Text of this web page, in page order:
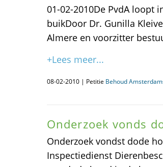
01-02-2010De PvdA loopt
buikDoor Dr. Gunilla
Almere en voorzitter
+Lees meer...
08-02-2010 | Petitie Behoud
Onderzoek vonds
Onderzoek vondst dode
Inspectiedienst